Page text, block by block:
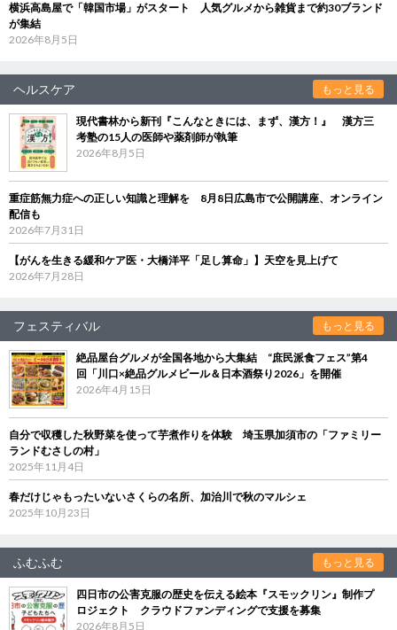
横浜高島屋で「韓国市場」がスタート 人気グルメから雑貨まで約30ブランド
が集結
2026年8月5日
ヘルスケア もっと見る
現代書林から新刊『こんなときには、まず、漢方！』 漢方三
考塾の15人の医師や薬剤師が執筆
2026年8月5日
重症筋無力症への正しい知識と理解を 8月8日広島市で公開講座、オンライン
配信も
2026年7月31日
【がんを生きる緩和ケア医・大橋洋平「足し算命」】天空を見上げて
2026年7月28日
フェスティバル もっと見る
絶品屋台グルメが全国各地から大集結 “庶民派食フェス”第4
回「川口×絶品グルメビール＆日本酒祭り2026」を開催
2026年4月15日
自分で収穫した秋野菜を使って芋煮作りを体験 埼玉県加須市の「ファミリー
ランドむさしの村」
2025年11月4日
春だけじゃもったいないさくらの名所、加治川で秋のマルシェ
2025年10月23日
ふむふむ もっと見る
四日市の公害克服の歴史を伝える絵本『スモックリン』制作プ
ロジェクト クラウドファンディングで支援を募集
2026年8月5日